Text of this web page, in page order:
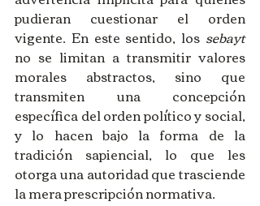
pudieran cuestionar el orden
vigente. En este sentido, los sebayt
no se limitan a transmitir valores
morales abstractos, sino que
transmiten una concepción
específica del orden político y social,
y lo hacen bajo la forma de la
tradición sapiencial, lo que les
otorga una autoridad que trasciende
la mera prescripción normativa.